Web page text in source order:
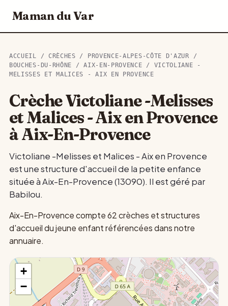
Maman du Var
ACCUEIL / CRÈCHES / PROVENCE-ALPES-CÔTE D'AZUR /
BOUCHES-DU-RHÔNE /AIX-EN-PROVENCE / VICTOLIANE -
MELISSES ET MALICES - AIX EN PROVENCE
Crèche Victoliane -Melisses
et Malices - Aix en Provence
à Aix-En-Provence
Victoliane -Melisses et Malices - Aix en Provence
est une structure d'accueil de la petite enfance
située à Aix-En-Provence (13090). Il est géré par
Babilou.
Aix-En-Provence compte 62 crèches et structures
d'accueil du jeune enfant référencées dans notre
annuaire.
+
−